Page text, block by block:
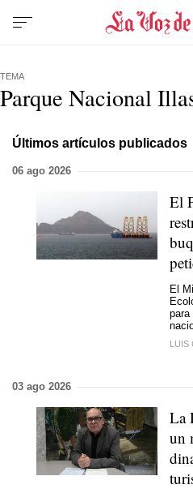
TEMA
Parque Nacional
Últimos artículos publicados
06 ago 2026
El
El
para
LUIS
03 ago 2026
La
un